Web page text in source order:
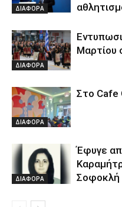
ΔΙΑΦΟΡΑ
ΔΙΑΦΟΡΑ
Μαρτίου
ΔΙΑΦΟΡΑ
Στο
ΔΙΑΦΟΡΑ
Έφυγε
Σοφοκλή